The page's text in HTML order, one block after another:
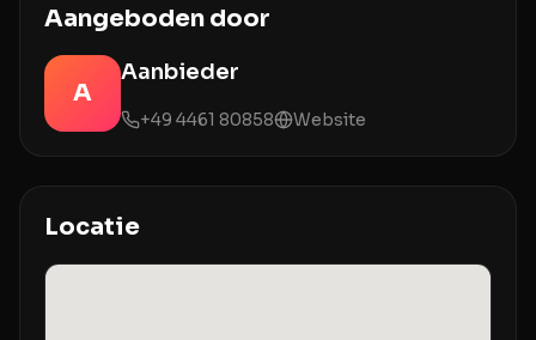
Aangeboden door
A
Aanbieder
+49 4461 80858 Website
Locatie